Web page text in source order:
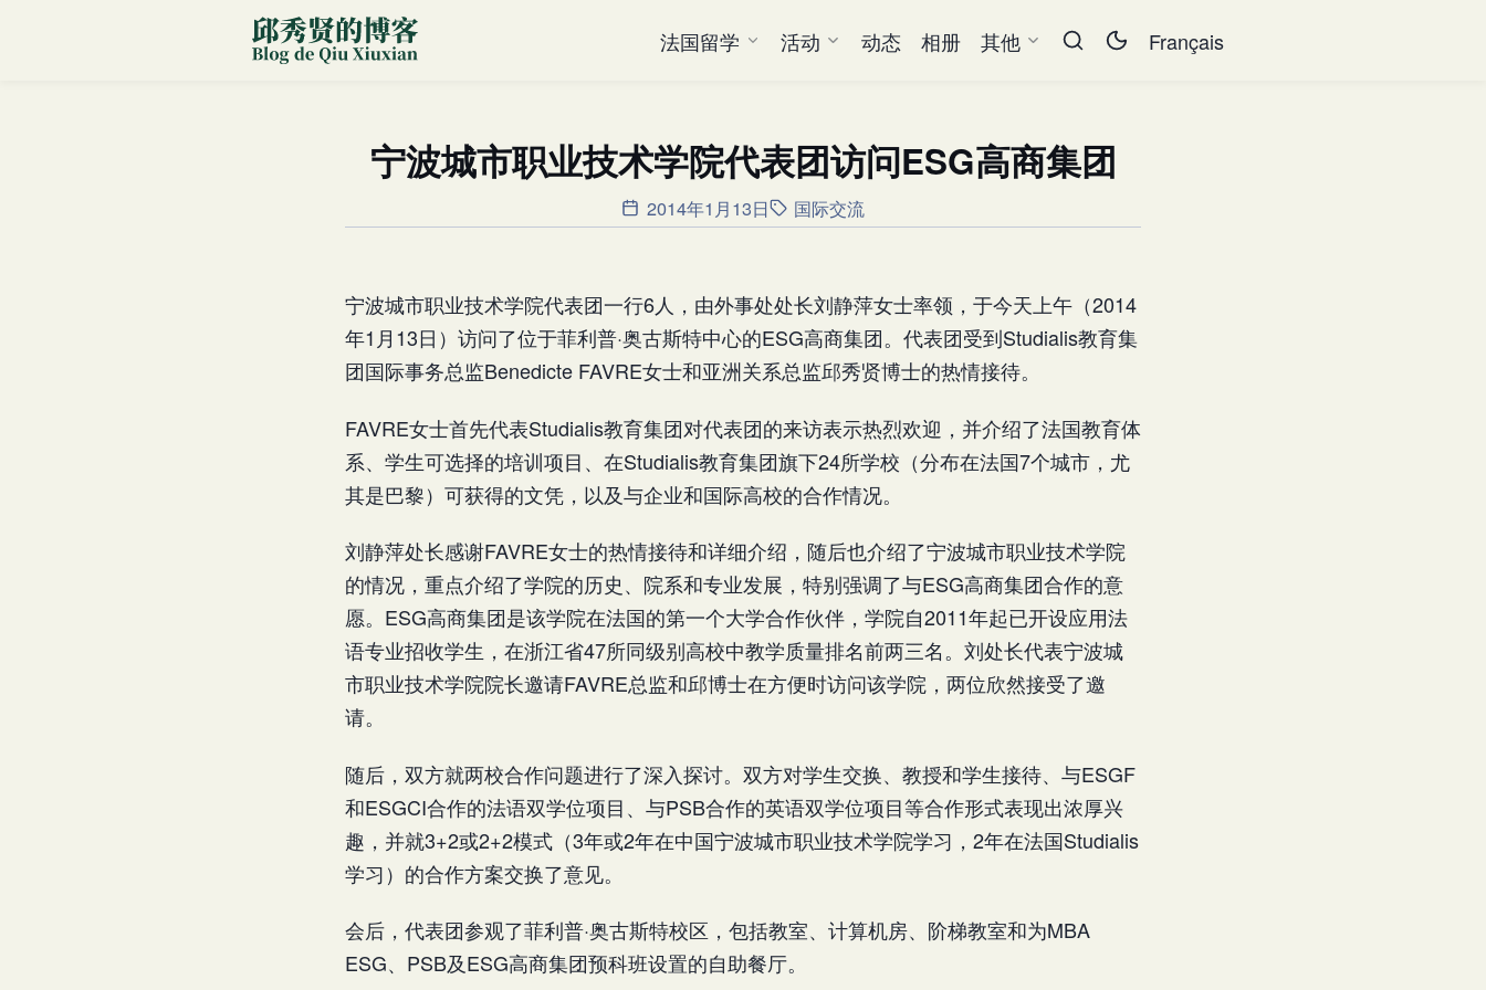
法国留学 活动 动态 相册 其他 Français
宁波城市职业技术学院代表团访问ESG高商集团
2014年1月13日 国际交流
宁波城市职业技术学院代表团一行6人，由外事处处长刘静萍女士率领，于今天上午（2014
年1月13日）访问了位于菲利普·奥古斯特中心的ESG高商集团。代表团受到Studialis教育集
团国际事务总监Benedicte FAVRE女士和亚洲关系总监邱秀贤博士的热情接待。
FAVRE女士首先代表Studialis教育集团对代表团的来访表示热烈欢迎，并介绍了法国教育体
系、学生可选择的培训项目、在Studialis教育集团旗下24所学校（分布在法国7个城市，尤
其是巴黎）可获得的文凭，以及与企业和国际高校的合作情况。
刘静萍处长感谢FAVRE女士的热情接待和详细介绍，随后也介绍了宁波城市职业技术学院
的情况，重点介绍了学院的历史、院系和专业发展，特别强调了与ESG高商集团合作的意
愿。ESG高商集团是该学院在法国的第一个大学合作伙伴，学院自2011年起已开设应用法
语专业招收学生，在浙江省47所同级别高校中教学质量排名前两三名。刘处长代表宁波城
市职业技术学院院长邀请FAVRE总监和邱博士在方便时访问该学院，两位欣然接受了邀
请。
随后，双方就两校合作问题进行了深入探讨。双方对学生交换、教授和学生接待、与ESGF
和ESGCI合作的法语双学位项目、与PSB合作的英语双学位项目等合作形式表现出浓厚兴
趣，并就3+2或2+2模式（3年或2年在中国宁波城市职业技术学院学习，2年在法国Studialis
学习）的合作方案交换了意见。
会后，代表团参观了菲利普·奥古斯特校区，包括教室、计算机房、阶梯教室和为MBA
ESG、PSB及ESG高商集团预科班设置的自助餐厅。